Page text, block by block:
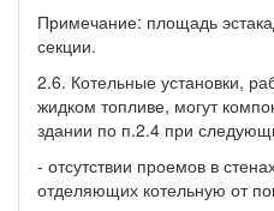
Примечание: площадь
секции.
2.6. Котельные установки,
жидком топливе, могут
здании по п.2.4 при
- отсутствии проемов в
отделяющих котельную от